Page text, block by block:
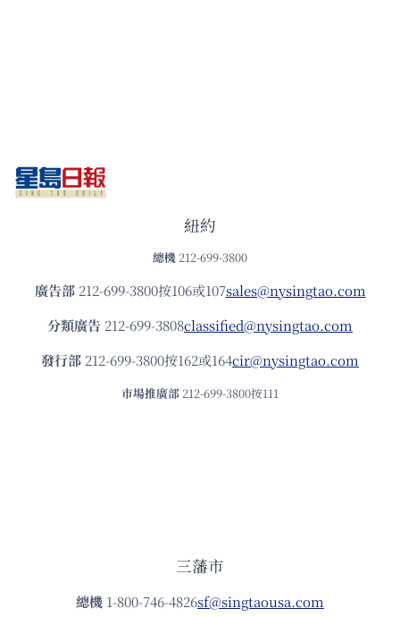
紐約
總機 212-699-3800
廣告部212-699-3800按106或107sales@nysingtao.com
分類廣告 212-699-3808classified@nysingtao.com
發⾏部 212-699-3800按162或164cir@nysingtao.com
市場推廣部 212-699-3800按111
三藩市
總機 1-800-746-4826sf@singtaousa.com